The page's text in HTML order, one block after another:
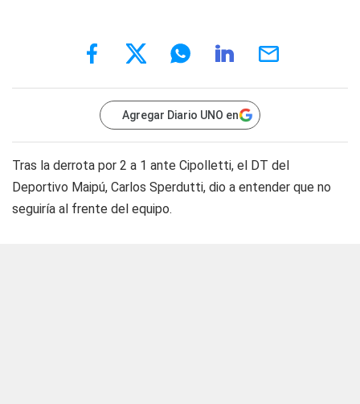
Agregar Diario UNO en
Tras la derrota por 2 a 1 ante Cipolletti, el DT del
Deportivo Maipú, Carlos Sperdutti, dio a entender que no
seguiría al frente del equipo.